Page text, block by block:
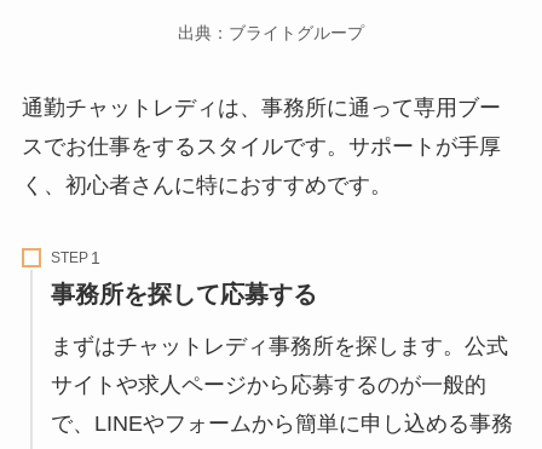
出典：ブライトグループ
通勤チャットレディは、事務所に通って専用ブー
スでお仕事をするスタイルです。サポートが手厚
く、初心者さんに特におすすめです。
STEP
事務所を探して応募する
まずはチャットレディ事務所を探します。公式
サイトや求人ページから応募するのが一般的
で、LINEやフォームから簡単に申し込める事務